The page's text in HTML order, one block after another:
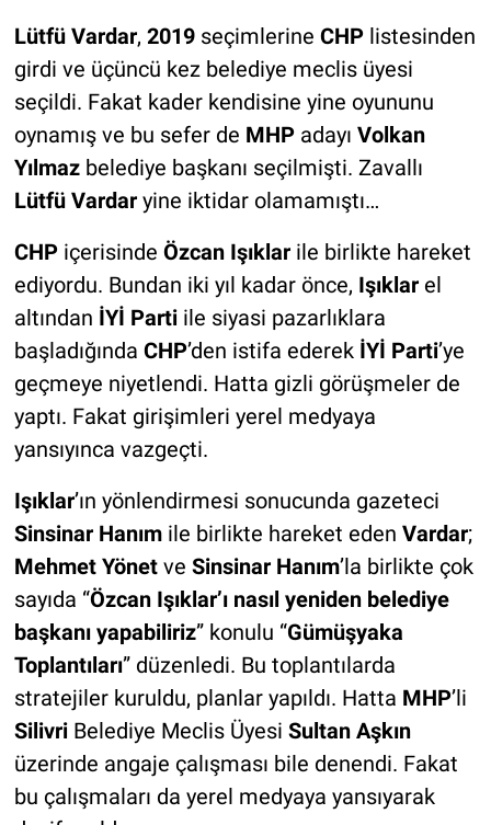
Lütfü Vardar, 2019seçimlerine CHPlistesinden
girdi ve üçüncü kez belediye meclis üyesi
seçildi. Fakat kader kendisine yine oyununu
oynamış ve bu sefer de MHPadayı Volkan
Yılmaz belediye başkanı seçilmişti. Zavallı
Lütfü Vardaryine iktidar olamamıştı…
CHP içerisinde Özcan Işıklarile birlikte hareket
ediyordu. Bundan iki yıl kadar önce, Işıklar el
altından İYİ Parti ile siyasi pazarlıklara
başladığında CHP’den istifa ederek İYİ Parti’ye
geçmeye niyetlendi. Hatta gizli görüşmeler de
yaptı. Fakat girişimleri yerel medyaya
yansıyınca vazgeçti.
Işıklar’ın yönlendirmesi sonucunda gazeteci
Sinsinar Hanımile birlikte hareket eden Vardar;
Mehmet Yönet ve Sinsinar Hanım’la birlikte çok
sayıda “Özcan Işıklar’ı nasıl yeniden belediye
başkanı yapabiliriz” konulu “Gümüşyaka
Toplantıları” düzenledi. Bu toplantılarda
stratejiler kuruldu, planlar yapıldı. Hatta MHP’li
SilivriBelediye Meclis Üyesi Sultan Aşkın
üzerinde angaje çalışması bile denendi. Fakat
bu çalışmaları da yerel medyaya yansıyarak